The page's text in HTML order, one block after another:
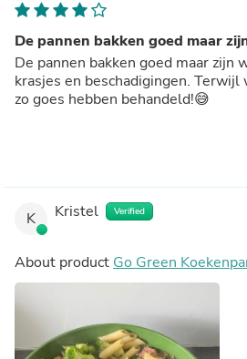
De pannen bakken goed maar
De pannen bakken goed maar zijn
krasjes en beschadigingen. Terwijl
zo goes hebben behandeld!😅
K Kristel Verified
About product Go Green